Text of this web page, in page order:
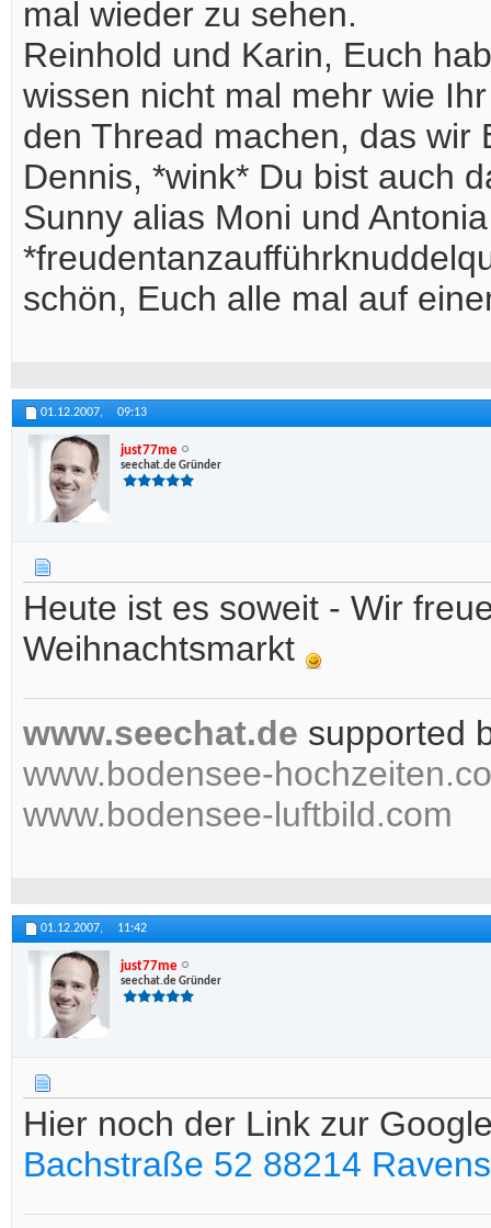
mal wieder zu sehen.
Reinhold und Karin, Euch
wissen nicht mal mehr wie
den Thread machen, das
Dennis, *wink* Du bist auch
Sunny alias Moni und
schön, Euch alle mal auf
01.12.2007, 09:13
just77me
seechat.de Gründer
Heute ist es soweit - Wir
Weihnachtsmarkt
www.seechat.de supported
www.bodensee-
www.bodensee-luftbild.com
01.12.2007, 11:42
just77me
seechat.de Gründer
Hier noch der Link zur
Bachstraße 52 88214